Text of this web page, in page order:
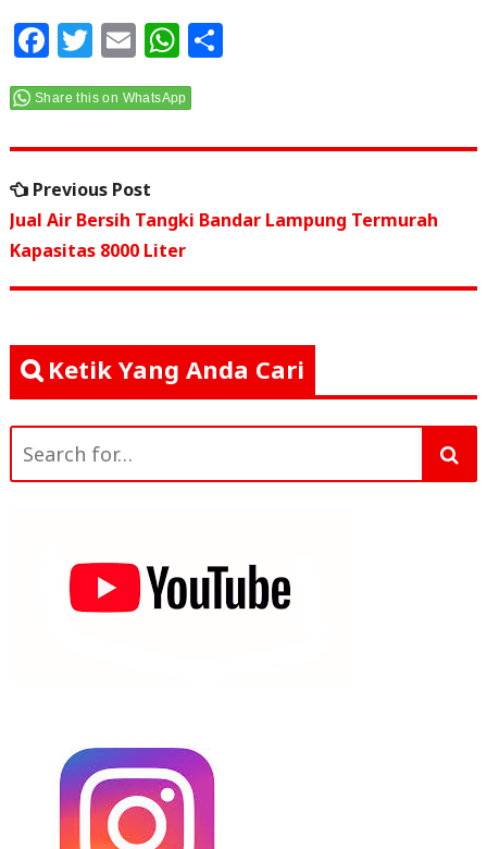
F
a
c
e
b
o
o
k
T
w
itt
e
r
E
m
ai
l
W
h
at
s
p
p
S
e
Share this on WhatsApp
Navigasi
pos
Previous PostPrevious
post:
Jual Air Bersih Tangki Bandar Lampung Termurah
Kapasitas 8000 Liter
Ketik Yang Anda Cari
for: